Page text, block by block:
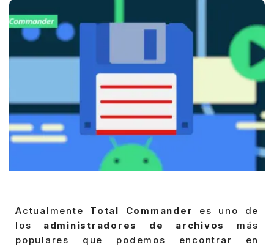
Actualmente Total Commander
es uno de
los administradores de archivos
más
populares que podemos encontrar en